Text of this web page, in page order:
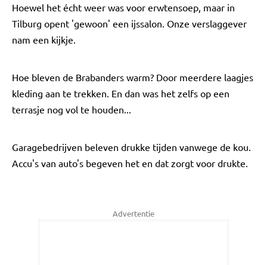
Hoewel het écht weer was voor erwtensoep, maar in
Tilburg opent 'gewoon' een ijssalon. Onze verslaggever
nam een kijkje.
Hoe bleven de Brabanders warm? Door meerdere laagjes
kleding aan te trekken. En dan was het zelfs op een
terrasje nog vol te houden...
Garagebedrijven beleven drukke tijden vanwege de kou.
Accu's van auto's begeven het en dat zorgt voor drukte.
Advertentie